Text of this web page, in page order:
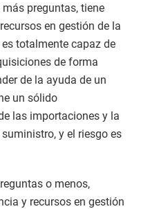
preguntas, tiene
en gestión de la
totalmente capaz de
de forma
de la ayuda de un
un sólido
las importaciones y la
y el riesgo es
o menos,
y recursos en gestión